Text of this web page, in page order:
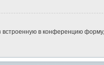
в конференцию